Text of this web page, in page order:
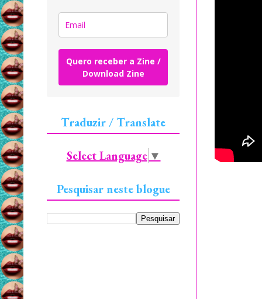
Quero receber a Zine /
Download Zine
Traduzir / Translate
Select Language ▼
Pesquisar neste blogue